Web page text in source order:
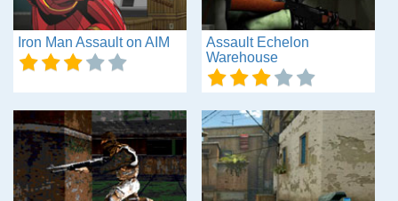
Iron Man Assault on AIM
Assault Echelon
Warehouse